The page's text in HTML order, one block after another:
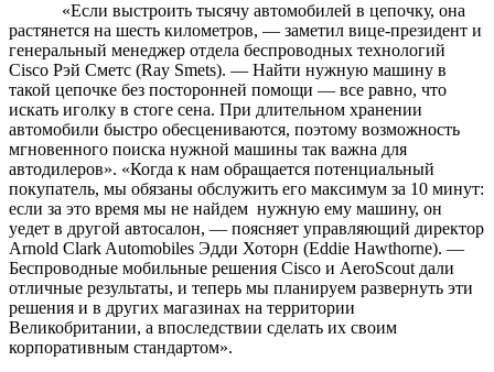
«Если выстроить тысячу автомобилей в цепочку, она
растянется на шесть километров, — заметил вице-президент и
генеральный менеджер отдела беспроводных технологий
Cisco Рэй Сметс (Ray Smets). — Найти нужную машину в
такой цепочке без посторонней помощи — все равно, что
искать иголку в стоге сена. При длительном хранении
автомобили быстро обесцениваются, поэтому возможность
мгновенного поиска нужной машины так важна для
автодилеров». «Когда к нам обращается потенциальный
покупатель, мы обязаны обслужить его максимум за 10 минут:
если за это время мы не найдем нужную ему машину, он
уедет в другой автосалон, — поясняет управляющий директор
Arnold Clark Automobiles Эдди Хоторн (Eddie Hawthorne). —
Беспроводные мобильные решения Cisco и AeroScout дали
отличные результаты, и теперь мы планируем развернуть эти
решения и в других магазинах на территории
Великобритании, а впоследствии сделать их своим
корпоративным стандартом».